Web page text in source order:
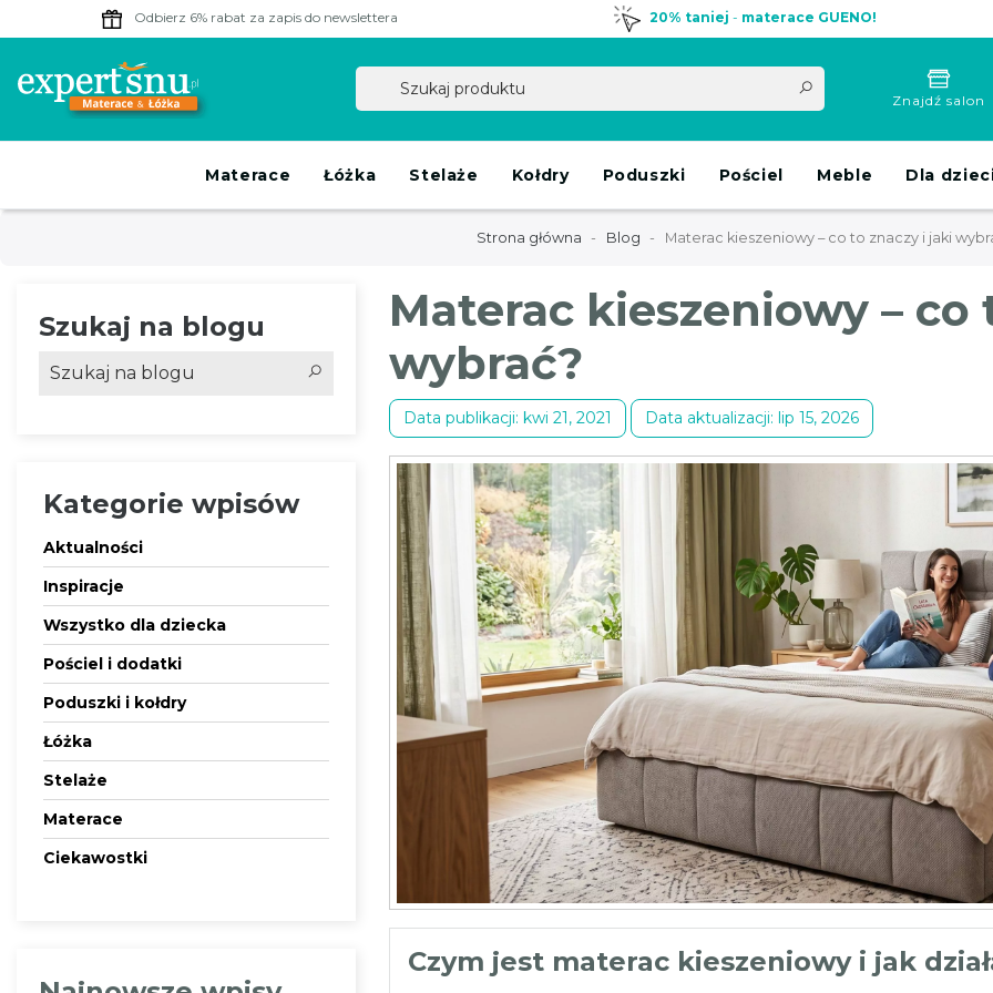
Odbierz 6% rabat za zapis do newslettera 20% taniej - materace GUENO!
Znajdź salon
Materace Łóżka Stelaże Kołdry Poduszki Pościel Meble Dla
Strona główna Blog Materac kieszeniowy – co to znaczy i jaki
Szukaj na blogu
Kategorie wpisów
Aktualności
Inspiracje
Wszystko dla dziecka
Pościel i dodatki
Poduszki i kołdry
Łóżka
Stelaże
Materace
Ciekawostki
Materac kieszeniowy – co
wybrać?
Data publikacji: kwi 21, 2021 Data aktualizacji: lip 15, 2026
Czym jest materac kieszeniowy i jak